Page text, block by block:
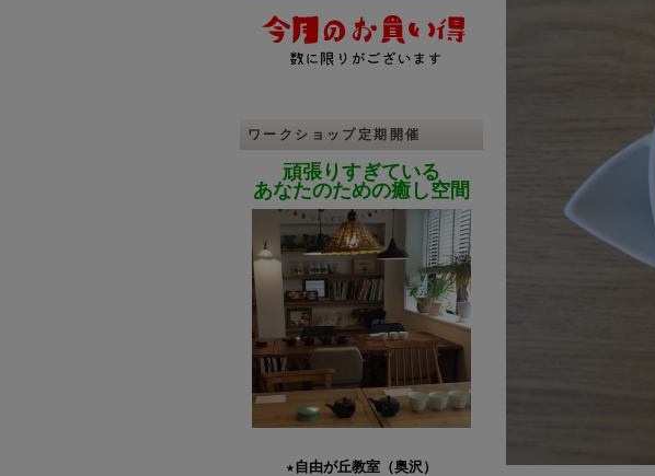
ワークショップ定期開催
頑張りすぎている
あなたのための癒し空間
★自由が丘教室（奥沢）